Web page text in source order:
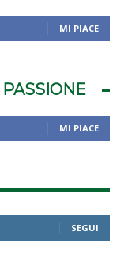
MI PIACE
MI PIACE
SEGUI